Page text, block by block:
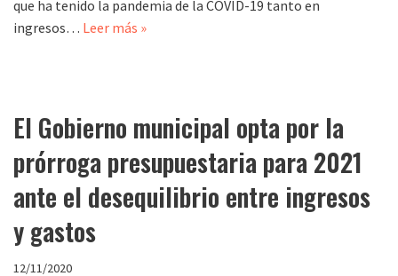
que ha tenido la pandemia de la COVID-19 tanto en
ingresos… Leer más »
El Gobierno municipal opta por la
prórroga presupuestaria para 2021
ante el desequilibrio entre ingresos
y gastos
12/11/2020